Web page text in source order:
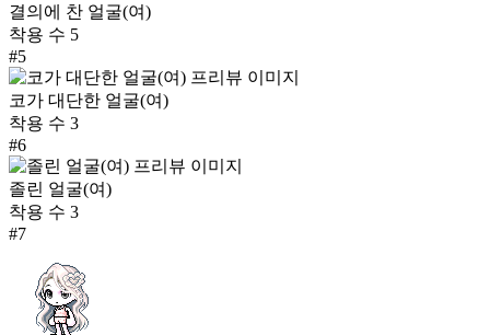
결의에 찬 얼굴(여)
착용 수 5
#5
코가 대단한 얼굴(여)
착용 수 3
#6
졸린 얼굴(여)
착용 수 3
#7